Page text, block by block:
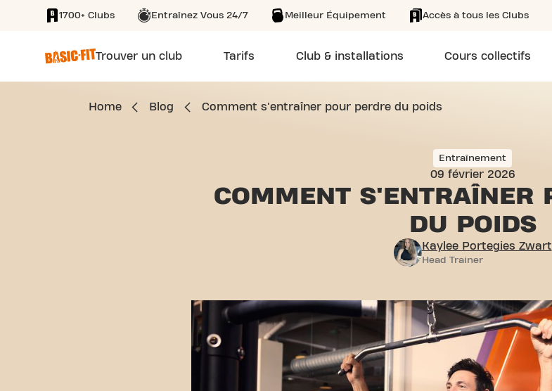
SKIP TO MAIN CONTENT
1700+ Clubs Entraînez Vous 24/7 Meilleur Équipement Accès à tous les Clubs
Trouver un club Tarifs Club & installations Cours collectifs
Home Blog Comment s'entraîner pour perdre du poids
Entraînement
09 février 2026
COMMENT S'ENTRAÎNER
DU POIDS
Kaylee Portegies Zwart
Head Trainer